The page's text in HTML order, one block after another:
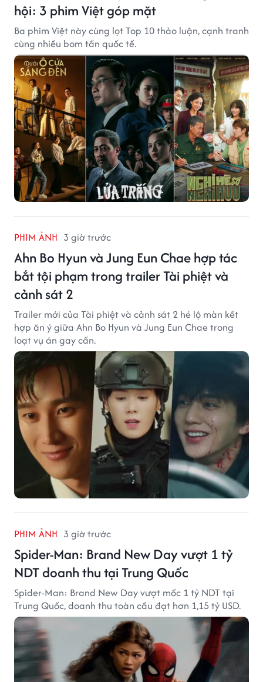
hội: 3 phim Việt góp mặt
Ba phim Việt này cùng lọt Top 10 thảo luận, cạnh tranh
cùng nhiều bom tấn quốc tế.
PHIM ẢNH 3 giờ trước
Ahn Bo Hyun và Jung Eun Chae hợp tác
bắt tội phạm trong trailer Tài phiệt và
cảnh sát 2
Trailer mới của Tài phiệt và cảnh sát 2 hé lộ màn kết
hợp ăn ý giữa Ahn Bo Hyun và Jung Eun Chae trong
loạt vụ án gay cấn.
PHIM ẢNH 3 giờ trước
Spider-Man: Brand New Day vượt 1 tỷ
NDT doanh thu tại Trung Quốc
Spider-Man: Brand New Day vượt mốc 1 tỷ NDT tại
Trung Quốc, doanh thu toàn cầu đạt hơn 1,15 tỷ USD.